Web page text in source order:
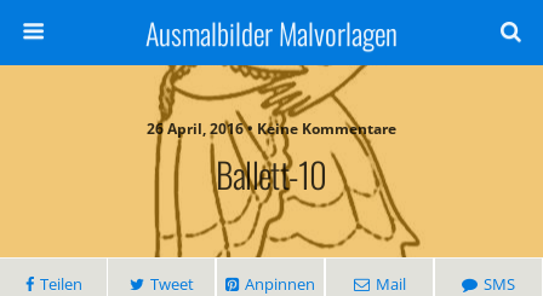
Ausmalbilder Malvorlagen
26 April, 2016 • Keine Kommentare
Ballett-10
Teilen Tweet Anpinnen Mail SMS